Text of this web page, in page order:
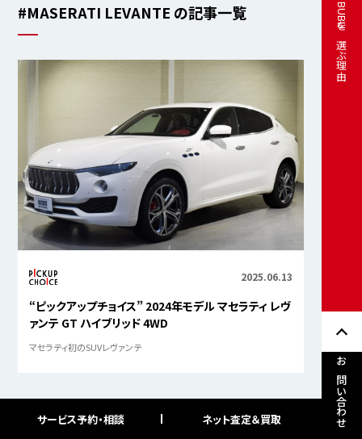
BUBUを選ぶ理由
お問い合わせ
#MASERATI LEVANTE の記事一覧
2025.06.13
“ピックアップチョイス” 2024年モデル マセラティ レヴ
ァンテ GT ハイブリッド 4WD
マセラティ初のSUVレヴァンテ
サービス予約・相談 ネット査定＆買取